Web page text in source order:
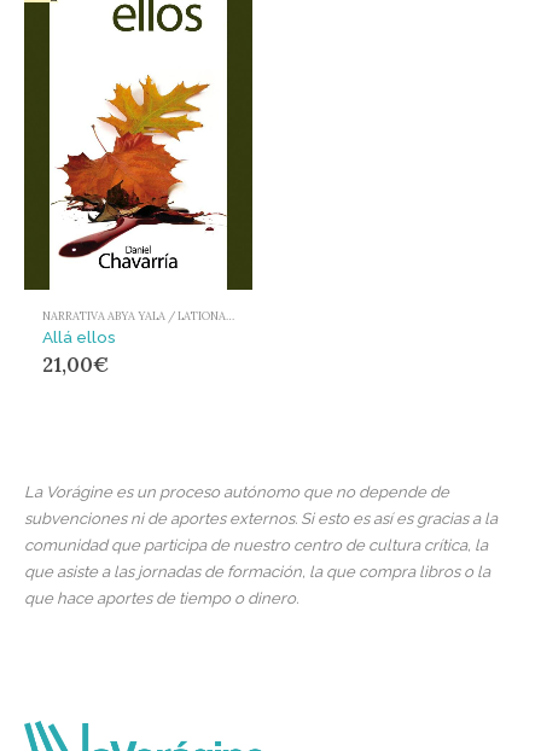
NARRATIVA ABYA YALA / LATIONAMÉRICA Y EL CARIBE
Allá ellos
21,00€
La Vorágine es un proceso autónomo que no depende de
subvenciones ni de aportes externos. Si esto es así es gracias a la
comunidad que participa de nuestro centro de cultura crítica, la
que asiste a las jornadas de formación, la que compra libros o la
que hace aportes de tiempo o dinero.